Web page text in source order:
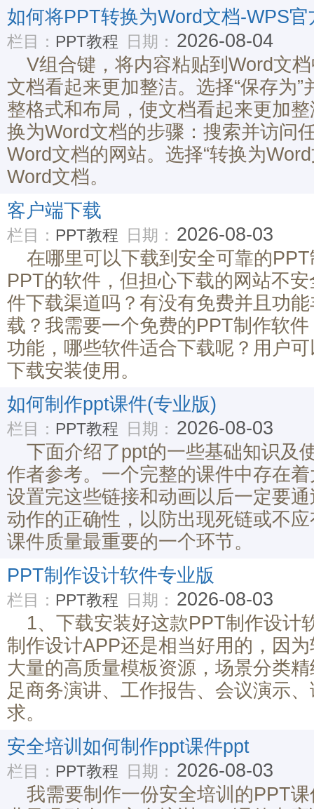
如何将PPT转换为Word文档-WPS官
栏目： PPT教程 日期： 2026-08-04
V组合键，将内容粘贴到Word文
文档看起来更加整洁。选择“保存为”
整格式和布局，使文档看起来更加
换为Word文档的步骤：搜索并访问
Word文档的网站。选择“转换为
Word文档。
客户端下载
栏目： PPT教程 日期： 2026-08-03
在哪里可以下载到安全可靠的
PPT的软件，但担心下载的网站不
件下载渠道吗？有没有免费并且功
载？我需要一个免费的PPT制作软
功能，哪些软件适合下载呢？用户
下载安装使用。
如何制作ppt课件(专业版)
栏目： PPT教程 日期： 2026-08-03
下面介绍了ppt的一些基础知识及
作者参考。一个完整的课件中存在
设置完这些链接和动画以后一定要
动作的正确性，以防出现死链或不
课件质量最重要的一个环节。
PPT制作设计软件专业版
栏目： PPT教程 日期： 2026-08-03
1、下载安装好这款PPT制作设计
制作设计APP还是相当好用的，因
大量的高质量模板资源，场景分类
足商务演讲、工作报告、会议演示
求。
安全培训如何制作ppt课件ppt
栏目： PPT教程 日期： 2026-08-03
我需要制作一份安全培训的PPT